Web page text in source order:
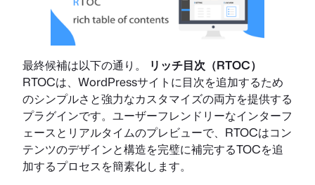
最終候補は以下の通り。
リッチ目次（RTOC）
RTOCは、WordPressサイトに目次を追加するため
のシンプルさと強力なカスタマイズの両方を提供する
プラグインです。ユーザーフレンドリーなインターフ
ェースとリアルタイムのプレビューで、RTOCはコン
テンツのデザインと構造を完璧に補完するTOCを追
加するプロセスを簡素化します。